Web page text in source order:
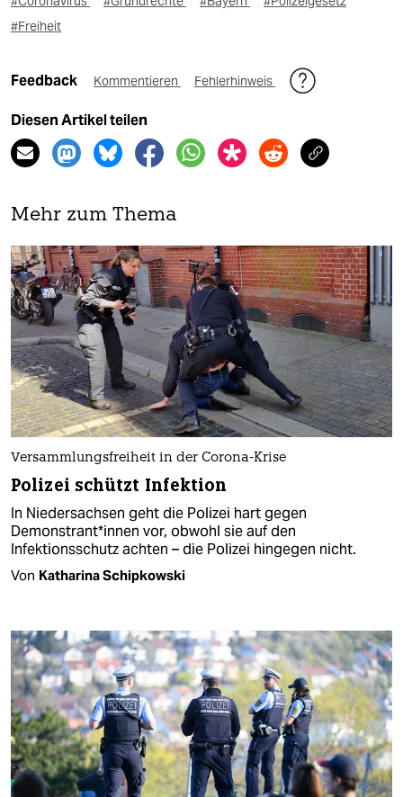
#Freiheit
Feedback Kommentieren Fehlerhinweis
Diesen Artikel teilen
Mehr zum Thema
Versammlungsfreiheit in der Corona-Krise
Polizei schützt Infektion
In Niedersachsen geht die Polizei hart gegen
Demonstrant*innen vor, obwohl sie auf den
Infektionsschutz achten – die Polizei hingegen nicht.
Von Katharina Schipkowski